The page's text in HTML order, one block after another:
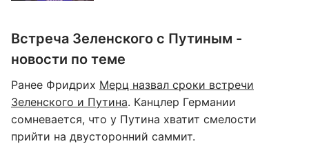
Встреча Зеленского с Путиным -
новости по теме
Ранее Фридрих Мерц назвал сроки встречи
Зеленского и Путина. Канцлер Германии
сомневается, что у Путина хватит смелости
прийти на двусторонний саммит.